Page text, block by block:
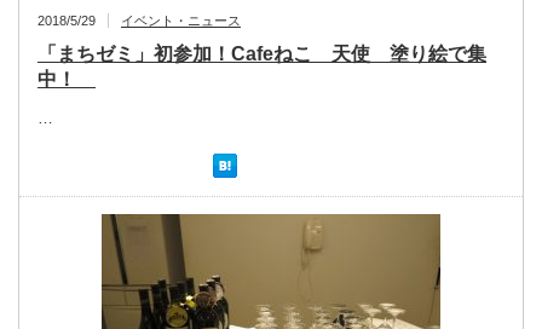
2018/5/29 イベント・ニュース
「まちゼミ」初参加！Cafeねこ 天使 塗り絵で集
中！
…